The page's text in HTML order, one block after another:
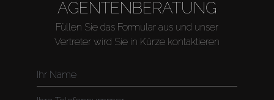
AGENTENBERATUNG
Füllen Sie das Formular aus und unser
Vertreter wird Sie in Kürze kontaktieren